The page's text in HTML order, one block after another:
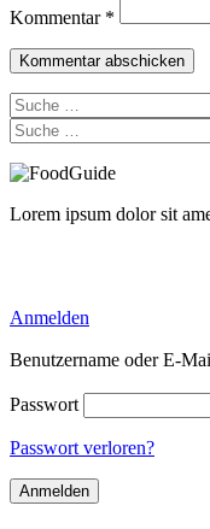
Kommentar *
Suche
nach:
Suche
nach:
Lorem ipsum dolor sit
Anmelden
Benutzername oder E-
Passwort
Passwort verloren?